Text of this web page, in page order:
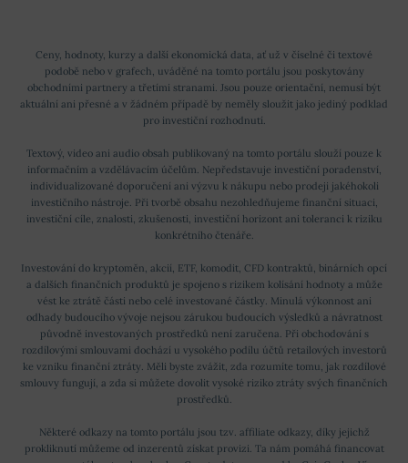
Ceny, hodnoty, kurzy a další ekonomická data, ať už v číselné či textové
podobě nebo v grafech, uváděné na tomto portálu jsou poskytovány
obchodními partnery a třetími stranami. Jsou pouze orientační, nemusí být
aktuální ani přesné a v žádném případě by neměly sloužit jako jediný podklad
pro investiční rozhodnutí.
Textový, video ani audio obsah publikovaný na tomto portálu slouží pouze k
informačním a vzdělávacím účelům. Nepředstavuje investiční poradenství,
individualizované doporučení ani výzvu k nákupu nebo prodeji jakéhokoli
investičního nástroje. Při tvorbě obsahu nezohledňujeme finanční situaci,
investiční cíle, znalosti, zkušenosti, investiční horizont ani toleranci k riziku
konkrétního čtenáře.
Investování do kryptoměn, akcií, ETF, komodit, CFD kontraktů, binárních opcí
a dalších finančních produktů je spojeno s rizikem kolísání hodnoty a může
vést ke ztrátě části nebo celé investované částky. Minulá výkonnost ani
odhady budoucího vývoje nejsou zárukou budoucích výsledků a návratnost
původně investovaných prostředků není zaručena. Při obchodování s
rozdílovými smlouvami dochází u vysokého podílu účtů retailových investorů
ke vzniku finanční ztráty. Měli byste zvážit, zda rozumíte tomu, jak rozdílové
smlouvy fungují, a zda si můžete dovolit vysoké riziko ztráty svých finančních
prostředků.
Některé odkazy na tomto portálu jsou tzv. affiliate odkazy, díky jejichž
prokliknutí můžeme od inzerentů získat provizi. Ta nám pomáhá financovat